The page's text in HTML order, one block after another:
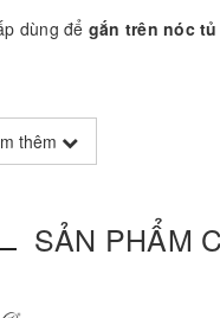
dùng để gắn trên nóc
cho
tủ áo gia đình, tủ
thêm
SẢN PHẨM